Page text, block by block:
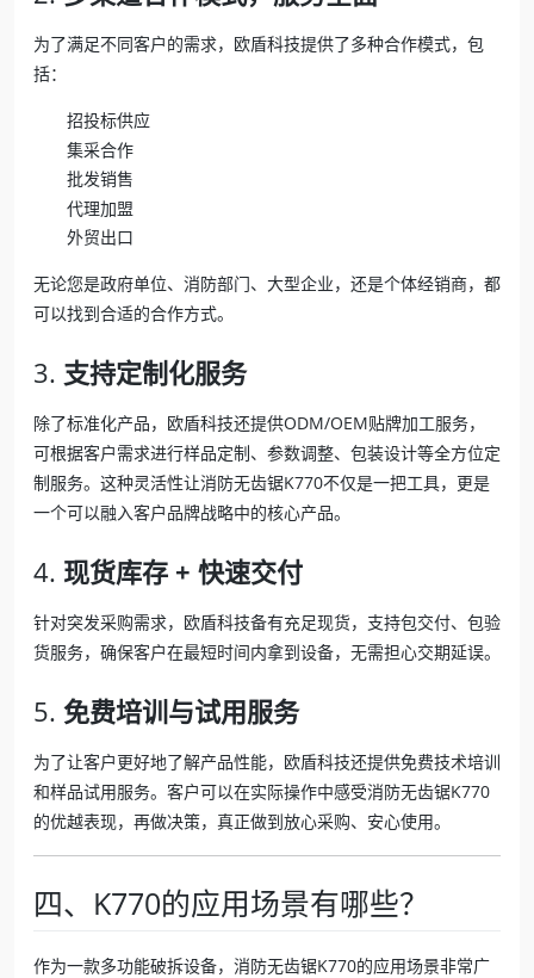
为了满足不同客户的需求，欧盾科技提供了多种合作模式，包
括：
招投标供应
集采合作
批发销售
代理加盟
外贸出口
无论您是政府单位、消防部门、大型企业，还是个体经销商，都
可以找到合适的合作方式。
3. 支持定制化服务
除了标准化产品，欧盾科技还提供ODM/OEM贴牌加工服务，
可根据客户需求进行样品定制、参数调整、包装设计等全方位定
制服务。这种灵活性让消防无齿锯K770不仅是一把工具，更是
一个可以融入客户品牌战略中的核心产品。
4. 现货库存 + 快速交付
针对突发采购需求，欧盾科技备有充足现货，支持包交付、包验
货服务，确保客户在最短时间内拿到设备，无需担心交期延误。
5. 免费培训与试用服务
为了让客户更好地了解产品性能，欧盾科技还提供免费技术培训
和样品试用服务。客户可以在实际操作中感受消防无齿锯K770
的优越表现，再做决策，真正做到放心采购、安心使用。
四、K770的应用场景有哪些？
作为一款多功能破拆设备，消防无齿锯K770的应用场景非常广